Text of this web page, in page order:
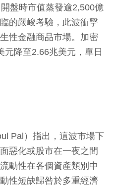
盤時市值蒸發逾2,500億
的嚴峻考驗，此波衝擊
性金融商品市場。加密
元降至2.66兆美元，單日
Pal）指出，這波市場下
惡化或股市在一夜之間
動性在各個資產類別中
性短缺歸咎於多重經濟